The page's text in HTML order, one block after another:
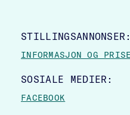
STILLINGSANNONSER:
INFORMASJON OG
SOSIALE MEDIER:
FACEBOOK